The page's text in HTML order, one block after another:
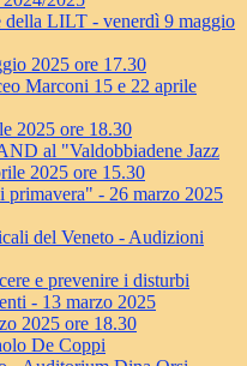
della LILT - venerdì 9 maggio
2025 ore 17.30
Marconi 15 e 22 aprile
2025 ore 18.30
al "Valdobbiadene Jazz
2025 ore 15.30
- 26 marzo 2025
del Veneto - Audizioni
e prevenire i disturbi
- 13 marzo 2025
2025 ore 18.30
De Coppi